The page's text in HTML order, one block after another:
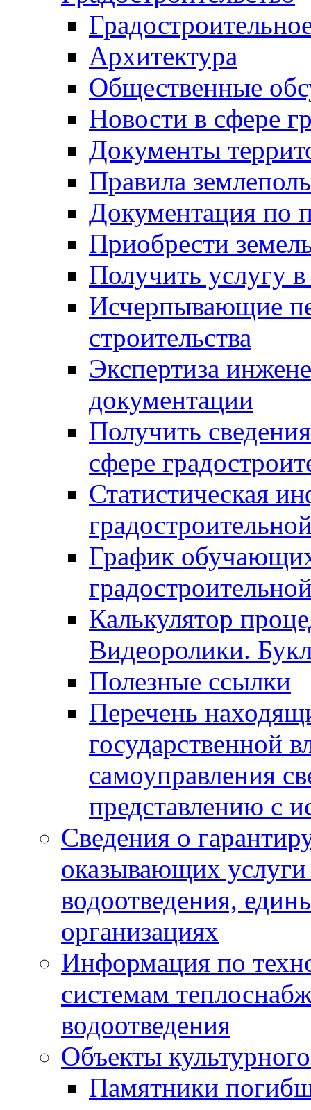
Архитектура
Общественные
Новости в сфере
Документы
Правила
Документация по
Приобрести
Получить услугу в
Исчерпывающие
строительства
Экспертиза
документации
Получить
сфере
Статистическая
График
Калькулятор
Видеоролики.
Полезные ссылки
Перечень
государственной
самоуправления
представлению с
Сведения о
оказывающих
водоотведения,
организациях
Информация по
системам
водоотведения
Объекты
Памятники